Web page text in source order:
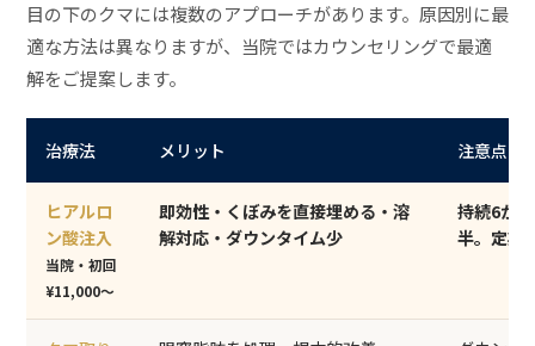
目の下のクマには複数のアプローチがあります。原因別に最
適な方法は異なりますが、当院ではカウンセリングで最適
解をご提案します。
治療法 メリット 注意点
ヒアルロ
ン酸注入
当院・初回
¥11,000〜
即効性・くぼみを直接埋める ・溶
解対応・ダウンタイム少
持続6か
半。定期